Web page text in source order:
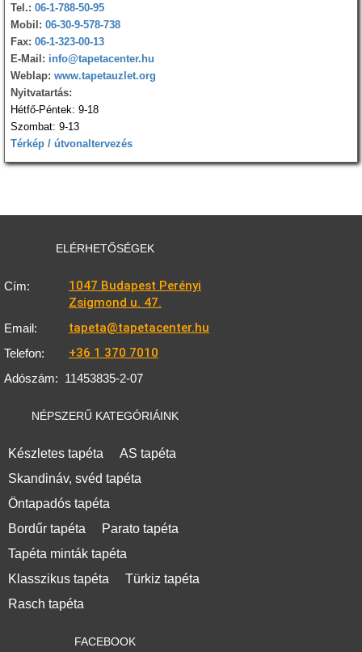
Tel.: 06-1-788-50-95
Mobil: 06-30-9-578-738
Fax: 06-1-323-00-13
E-Mail: info@tapetacenter.hu
Weblap: www.tapetauzlet.org
Nyitvatartás:
Hétfő-Péntek: 9-18
Szombat: 9-13
Térkép / útvonaltervezés
ELÉRHETŐSÉGEK
Cím:
1047 Budapest Perényi
Zsigmond u. 47.
Email: tapeta@tapetacenter.hu
Telefon: +36 1 370 7010
Adószám: 11453835-2-07
NÉPSZERŰ KATEGÓRIÁINK
Készletes tapéta
AS tapéta
Skandináv, svéd tapéta
Öntapadós tapéta
Bordűr tapéta
Parato tapéta
Tapéta minták tapéta
Klasszikus tapéta
Türkiz tapéta
Rasch tapéta
FACEBOOK